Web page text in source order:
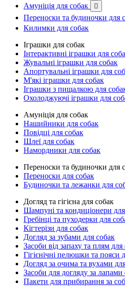
Амуніція для собак 
Переноски та будиночки для
Килимки для собак
Іграшки для собак
Інтерактивні іграшки для
Жувальні іграшки для собак
Апортувальні іграшки для
М'які іграшки для собак
Іграшки з пищалкою для
Охолоджуючі іграшки для
Амуніція для собак
Нашийники для собак
Повідці для собак
Шлеї для собак
Намордники для собак
Переноски та будиночки для
Переноски для собак
Будиночки та лежанки для
Догляд та гігієна для собак
Шампуні та кондиціонери
Гребінці та пуходерки для
Кігтерізи для собак
Догляд за зубами для собак
Засоби від запаху та плям для
Гігієнічні пелюшки та пояси
Догляд за очима та вухами
Засоби для догляду за лапами
Пакети для прибирання за